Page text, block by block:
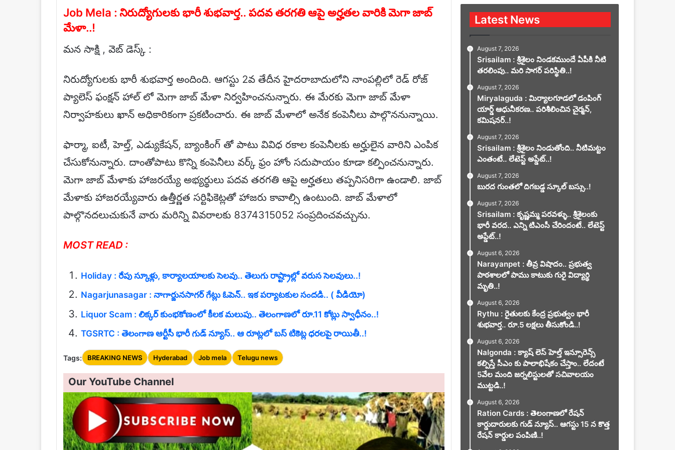
Job Mela : నిరుద్యోగులకు భారీ శుభవార్త.. పదవ తరగతి ఆపై అర్హతల వారికి మెగా జాబ్
మేళా..!
మన సాక్షి , వెబ్ డెస్క్ :
నిరుద్యోగులకు భారీ శుభవార్త అందింది. ఆగస్టు 2వ తేదీన హైదరాబాదులోని నాంపల్లిలో రెడ్ రోజ్
ప్యాలెస్ ఫంక్షన్ హాల్ లో మెగా జాబ్ మేళా నిర్వహించనున్నారు. ఈ మేరకు మెగా జాబ్ మేళా
నిర్వాహకులు ఖాన్ అధికారికంగా ప్రకటించారు. ఈ జాబ్ మేళాలో అనేక కంపెనీలు పాల్గొననున్నాయి.
ఫార్మా, ఐటీ, హెల్త్, ఎడ్యుకేషన్, బ్యాంకింగ్ తో పాటు వివిధ రకాల కంపెనీలకు అర్హులైన వారిని ఎంపిక
చేసుకోనున్నారు. దాంతోపాటు కొన్ని కంపెనీలు వర్క్ ఫ్రం హోం సదుపాయం కూడా కల్పించనున్నారు.
మెగా జాబ్ మేళాకు హాజరయ్యే అభ్యర్థులు పదవ తరగతి ఆపై అర్హతలు తప్పనిసరిగా ఉండాలి. జాబ్
మేళాకు హాజరయ్యేవారు ఉత్తీర్ణత సర్టిఫికెట్లతో హాజరు కావాల్సి ఉంటుంది. జాబ్ మేళాలో
పాల్గొనదలుచుకునే వారు మరిన్ని వివరాలకు 8374315052 సంప్రదించవచ్చును.
MOST READ :
Holiday : రేపు స్కూళ్లు, కార్యాలయాలకు సెలవు.. తెలుగు రాష్ట్రాల్లో వరుస సెలవులు..!
Nagarjunasagar : నాగార్జునసాగర్ గేట్లు ఓపెన్.. ఇక పర్యాటకుల సందడి.. ( వీడియో)
Liquor Scam : లిక్కర్ కుంభకోణంలో కీలక మలుపు.. తెలంగాణలో రూ.11 కోట్లు స్వాధీనం..!
TGSRTC : తెలంగాణ ఆర్టీసీ భారీ గుడ్‌ న్యూస్.. ఆ రూట్లలో బస్ టికెట్ల ధరలపై రాయితీ..!
Tags: BREAKING NEWS Hyderabad Job mela Telugu news
Our YouTube Channel
Latest News
August 7, 2026
Srisailam : శ్రీశైలం నిండకముందే ఏపీకి నీటి
తరలింపు.. మరి సాగర్ పరిస్థితి..!
August 7, 2026
Miryalaguda : మిర్యాలగూడలో డంపింగ్
యార్డ్ ఆధునీకరణ.. పరిశీలించిన చైర్మన్,
కమిషనర్..!
August 7, 2026
Srisailam : శ్రీశైలం నిండుతోంది.. నీటిమట్టం
ఎంతంటే.. లేటెస్ట్ అప్డేట్..!
August 7, 2026
బురద గుంతలో దిగబడ్డ స్కూల్ బస్సు..!
August 7, 2026
Srisailam : కృష్ణమ్మ పరవళ్ళు.. శ్రీశైలంకు
భారీ వరద.. ఎన్ని టిఎంసీ చేరిందంటే.. లేటెస్ట్
అప్డేట్..!
August 6, 2026
Narayanpet : తీవ్ర విషాదం.. ప్రభుత్వ
పాఠశాలలో పాము కాటుకు గురై విద్యార్థి
మృతి..!
August 6, 2026
Rythu : రైతులకు కేంద్ర ప్రభుత్వం భారీ
శుభవార్త.. రూ.5 లక్షలు తీసుకోండి..!
August 6, 2026
Nalgonda : క్యాష్ లెస్ హెల్త్ ఇన్సూరెన్స్
కల్పిస్తే సీఎం కు పాలాభిషేకం చేస్తాం.. లేదంటే
5వేల మంది జర్నలిస్టులతో సచివాలయం
ముట్టడి..!
August 6, 2026
Ration Cards : తెలంగాణలో రేషన్
కార్డుదారులకు గుడ్ న్యూస్.. ఆగస్టు 15 న కొత్త
రేషన్ కార్డుల పంపిణి..!